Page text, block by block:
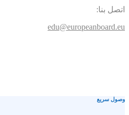
اتصل بنا:
edu@europeanboard.eu
وصول سريع